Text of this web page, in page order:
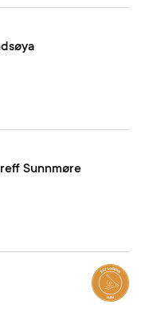
Sunnmøre